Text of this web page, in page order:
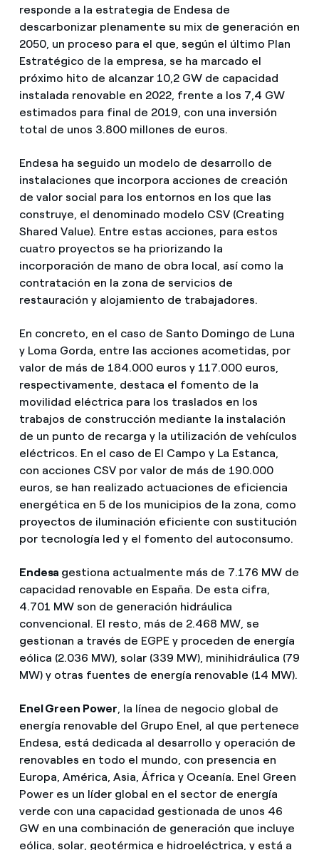
responde a la estrategia de Endesa de
descarbonizar plenamente su mix de generación en
2050, un proceso para el que, según el último Plan
Estratégico de la empresa, se ha marcado el
próximo hito de alcanzar 10,2 GW de capacidad
instalada renovable en 2022, frente a los 7,4 GW
estimados para final de 2019, con una inversión
total de unos 3.800 millones de euros.
Endesa ha seguido un modelo de desarrollo de
instalaciones que incorpora acciones de creación
de valor social para los entornos en los que las
construye, el denominado modelo CSV (Creating
Shared Value). Entre estas acciones, para estos
cuatro proyectos se ha priorizando la
incorporación de mano de obra local, así como la
contratación en la zona de servicios de
restauración y alojamiento de trabajadores.
En concreto, en el caso de Santo Domingo de Luna
y Loma Gorda, entre las acciones acometidas, por
valor de más de 184.000 euros y 117.000 euros,
respectivamente, destaca el fomento de la
movilidad eléctrica para los traslados en los
trabajos de construcción mediante la instalación
de un punto de recarga y la utilización de vehículos
eléctricos. En el caso de El Campo y La Estanca,
con acciones CSV por valor de más de 190.000
euros, se han realizado actuaciones de eficiencia
energética en 5 de los municipios de la zona, como
proyectos de iluminación eficiente con sustitución
por tecnología led y el fomento del autoconsumo.
Endesa gestiona actualmente más de 7.176 MW de
capacidad renovable en España. De esta cifra,
4.701 MW son de generación hidráulica
convencional. El resto, más de 2.468 MW, se
gestionan a través de EGPE y proceden de energía
eólica (2.036 MW), solar (339 MW), minihidráulica (79
MW) y otras fuentes de energía renovable (14 MW).
Enel Green Power, la línea de negocio global de
energía renovable del Grupo Enel, al que pertenece
Endesa, está dedicada al desarrollo y operación de
renovables en todo el mundo, con presencia en
Europa, América, Asia, África y Oceanía. Enel Green
Power es un líder global en el sector de energía
verde con una capacidad gestionada de unos 46
GW en una combinación de generación que incluye
eólica, solar, geotérmica e hidroeléctrica, y está a